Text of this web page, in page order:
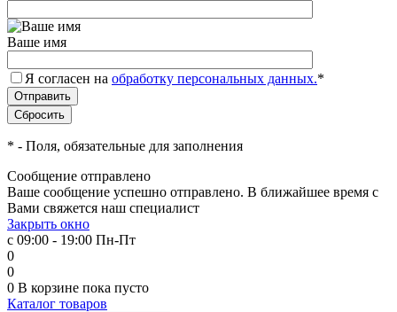
Ваше имя
Я согласен на обработку персональных данных.*
* - Поля, обязательные для заполнения
Сообщение отправлено
Ваше сообщение успешно отправлено. В ближайшее время с
Вами свяжется наш специалист
Закрыть окно
с 09:00 - 19:00 Пн-Пт
0
0
0 В корзине пока пусто
Каталог товаров